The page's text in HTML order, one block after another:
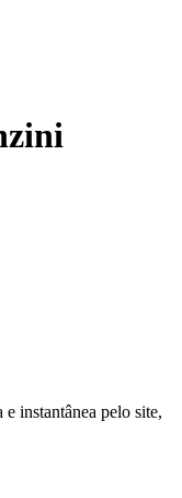
instantânea pelo site,